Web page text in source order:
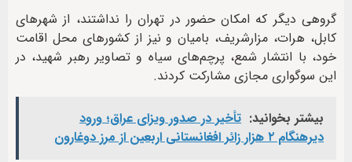
گروهی دیگر که امکان حضور در تهران را نداشتند، از شهرهای
کابل، هرات، مزارشریف، بامیان و نیز از کشورهای محل اقامت
خود، با انتشار شمع، پرچم‌های سیاه و تصاویر رهبر شهید، در
این سوگواری مجازی مشارکت کردند.
بیشتر بخوانید: تأخیر در صدور ویزای عراق؛ ورود
دیرهنگام ۲ هزار زائر افغانستانی اربعین از مرز دوغارون